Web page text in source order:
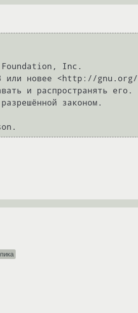
Inc.
3 или новее <http://
и распространять его.
законом.